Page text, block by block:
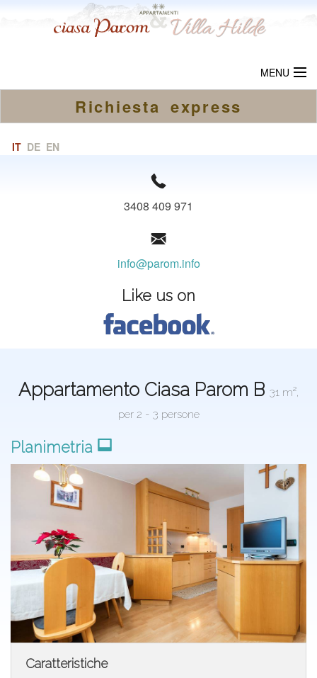
MENU
Richiesta express
IT DE EN
3408 409 971
info@parom.info
Like us on
Appartamento Ciasa Parom B 31 m²,
per 2 - 3 persone
Planimetria
Caratteristiche